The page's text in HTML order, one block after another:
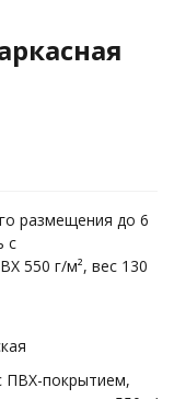
размещения до 6
с
550 г/м², вес 130
ПВХ-покрытием,